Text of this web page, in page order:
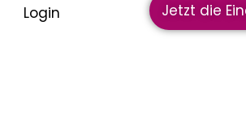
Login
Jetzt die